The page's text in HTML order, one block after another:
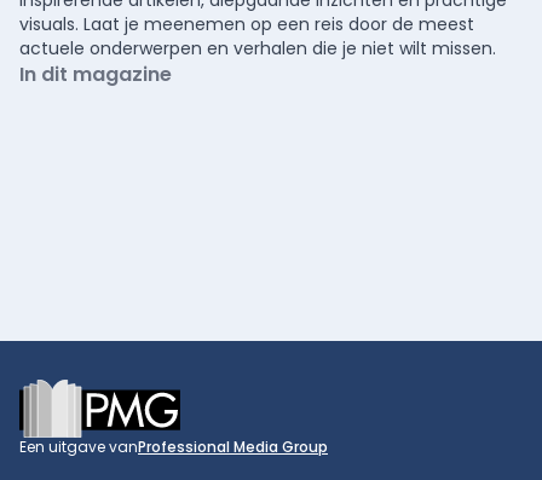
visuals. Laat je meenemen op een reis door de meest
actuele onderwerpen en verhalen die je niet wilt missen.
In dit magazine
Footer
Een uitgave vanProfessional Media Group